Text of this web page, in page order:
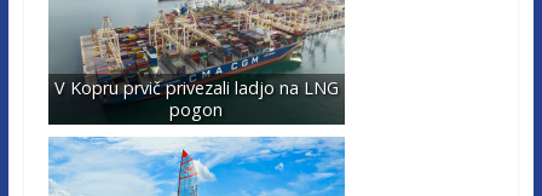
V Kopru prvič privezali ladjo na LNG
pogon